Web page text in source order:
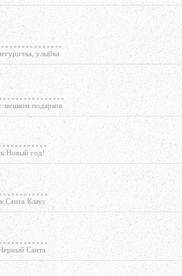
улыбка
мешком подарков
Новый год!
Санта Клаус
Санта